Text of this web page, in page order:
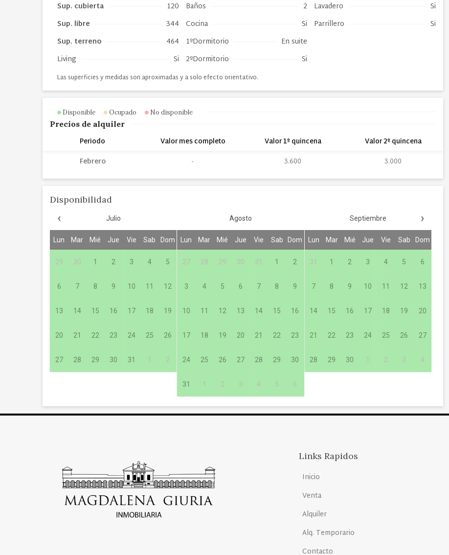
Sup. cubierta
120
Sup. libre
344
Sup. terreno
464
Living
Si
Baños
2
Cocina
Si
1ºDormitorio
En suite
2ºDormitorio
Si
Lavadero
Si
Parrillero
Si
Las superficies y medidas son aproximadas y a solo efecto orientativo.
Disponible Ocupado No disponible
Precios de alquiler
Periodo Valor mes completo Valor 1º quincena
Valor 2º quincena
Febrero
3.600 3.000
Disponibilidad
‹ Julio
Lun Mar Mié Jue Vie Sab Dom
29 30 1 2 3 4 5
6 7 8 9 10 11 12
13 14 15 16 17 18 19
20 21 22 23 24 25 26
27 28 29 30 31 1 2
Agosto
Lun Mar Mié Jue Vie Sab Dom
27 28 29 30 31 1 2
3 4 5 6 7 8 9
10 11 12 13 14 15 16
17 18 19 20 21 22 23
24 25 26 27 28 29 30
31 1 2 3 4 5 6
Septiembre ›
Lun Mar Mié Jue Vie Sab Dom
31 1 2 3 4 5 6
7 8 9 10 11 12 13
14 15 16 17 18 19 20
21 22 23 24 25 26 27
28 29 30 1 2 3 4
Links Rapidos
Inicio
Venta
Alquiler
Alq. Temporario
Contacto